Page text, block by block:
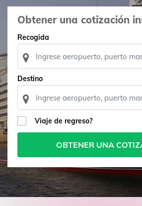
Obtener una cotización
Recogida
Destino
Viaje de regreso?
OBTENER UNA